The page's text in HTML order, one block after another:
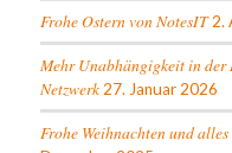
Frohe Ostern von NotesIT 2.
Mehr Unabhängigkeit in der
Netzwerk 27. Januar 2026
Frohe Weihnachten und